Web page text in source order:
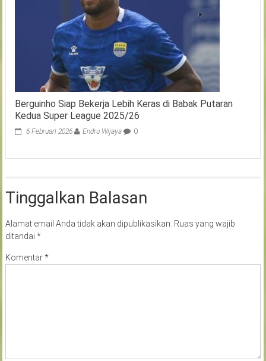
Berguinho Siap Bekerja Lebih Keras di Babak Putaran
Kedua Super League 2025/26
6 Februari 2026 Endru Wijaya 0
Tinggalkan Balasan
Alamat email Anda tidak akan dipublikasikan. Ruas yang wajib
ditandai *
Komentar*